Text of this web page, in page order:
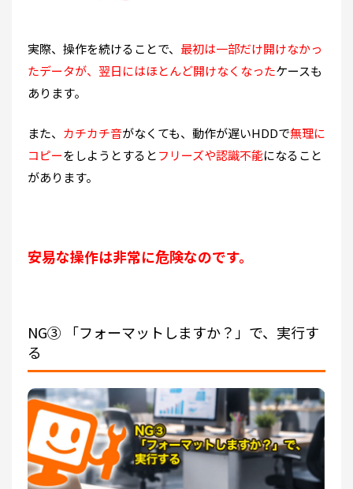
実際、操作を続けることで、 最初は一部だけ開けなかっ
たデータが、翌日にはほとんど開けなくなったケースも
あります。
また、 カチカチ音がなくても、動作が遅いHDDで無理に
コピーをしようとするとフリーズや認識不能になること
があります。
安易な操作は非常に危険なのです。
NG③ 「フォーマットしますか？」で、実行す
る